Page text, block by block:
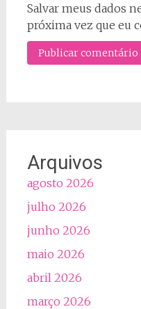
Salvar meus dados
próxima vez que eu
Arquivos
agosto 2026
julho 2026
junho 2026
maio 2026
abril 2026
março 2026